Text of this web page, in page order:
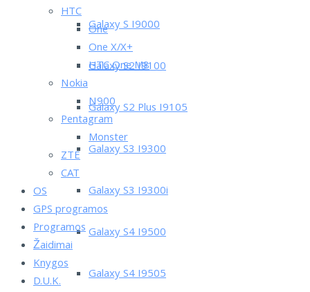
Galaxy S I9000
Galaxy S2 I9100
Galaxy S2 Plus I9105
Galaxy S3 I9300
Galaxy S3 I9300i
Galaxy S4 I9500
Galaxy S4 I9505
HTC
One
One X/X+
HTC One M8
Nokia
N900
Pentagram
Monster
ZTE
CAT
OS
GPS programos
Programos
Žaidimai
Knygos
D.U.K.